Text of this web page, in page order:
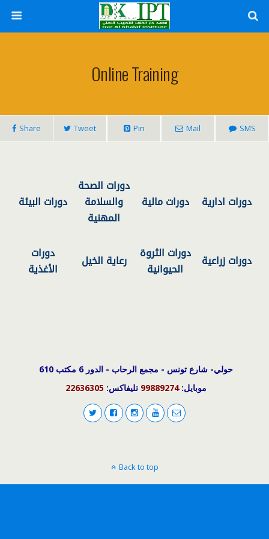
Online Training
Share Tweet Pin Mail SMS
دورات البيئة
دورات الصحة
والسلامة
المهنية
دورات مالية دورات ادارية
دورات
الأغذية
رعاية الخيل
دورات الثروة
الحيوانية
دورات زراعية
حولي- شارع تونس - مجمع الرحاب - الدور 6 مكتب 610
موبايل:99889274 تليفاكس: 22636305
Back to top